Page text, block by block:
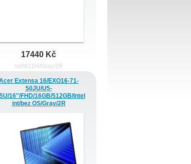
17440 Kč
Extensa 16/EXO16-71-
50JU/U5-
16''/FHD/16GB/512GB/Intel
int/bez OS/Gray/2R